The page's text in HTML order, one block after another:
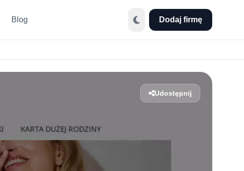
Blog Dodaj firmę
Udostępnij